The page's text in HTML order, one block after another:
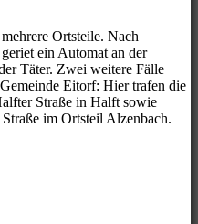
Ortsteile. Nach
ein Automat an der
Täter. Zwei weitere Fälle
Eitorf: Hier trafen die
Straße in Halft sowie
im Ortsteil Alzenbach.